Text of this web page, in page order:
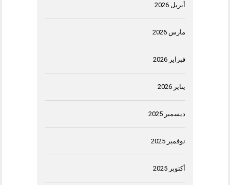
أبريل 2026
مارس 2026
فبراير 2026
يناير 2026
ديسمبر 2025
نوفمبر 2025
أكتوبر 2025